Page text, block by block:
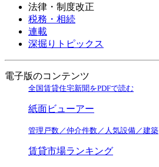
法律・制度改正
税務・相続
連載
深掘りトピックス
電子版のコンテンツ
全国賃貸住宅新聞をPDFで読む
紙面ビューアー
管理戸数／仲介件数／人気設備／建築
賃貸市場ランキング